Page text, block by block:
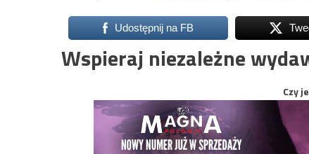
Udostępnij na FB
Wspieraj niezależne
Czy